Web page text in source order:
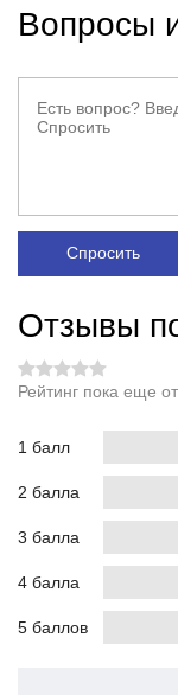
Вопросы
Спросить
Отзывы
Рейтинг пока еще
1 балл
2 балла
3 балла
4 балла
5 баллов